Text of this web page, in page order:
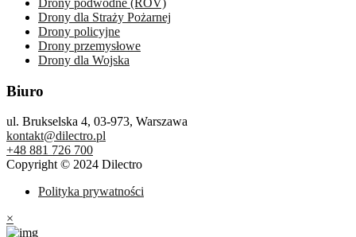
Drony podwodne (ROV)
Drony dla Straży Pożarnej
Drony policyjne
Drony przemysłowe
Drony dla Wojska
Biuro
ul. Brukselska 4, 03-973, Warszawa
kontakt@dilectro.pl
+48 881 726 700
Copyright © 2024 Dilectro
Polityka prywatności
×